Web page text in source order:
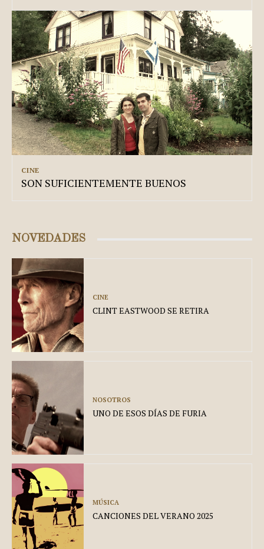
CINE
SON SUFICIENTEMENTE BUENOS
NOVEDADES
CINE
CLINT EASTWOOD SE RETIRA
NOSOTROS
UNO DE ESOS DÍAS DE FURIA
MÚSICA
CANCIONES DEL VERANO 2025